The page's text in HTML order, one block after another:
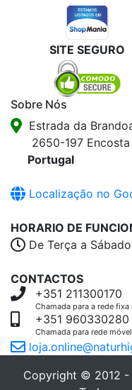
SITE SEGURO
Sobre Nós
Estrada da
2650-197 Encosta
Portugal
Localização no
HORARIO DE
De Terça a
CONTACTOS
+351 211300170
Chamada para a rede fixa
+351 960330280
Chamada para rede
Copyright © 2012 -